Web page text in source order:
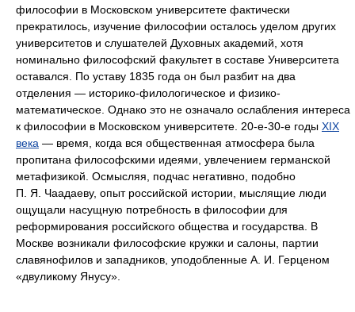
философии в Московском университете фактически
прекратилось, изучение философии осталось уделом других
университетов и слушателей Духовных академий, хотя
номинально философский факультет в составе Университета
оставался. По уставу 1835 года он был разбит на два
отделения — историко-филологическое и физико-
математическое. Однако это не означало ослабления интереса
к философии в Московском университете. 20-е-30-е годы XIX
века — время, когда вся общественная атмосфера была
пропитана философскими идеями, увлечением германской
метафизикой. Осмысляя, подчас негативно, подобно
П. Я. Чаадаеву, опыт российской истории, мыслящие люди
ощущали насущную потребность в философии для
реформирования российского общества и государства. В
Москве возникали философские кружки и салоны, партии
славянофилов и западников, уподобленные А. И. Герценом
«двуликому Янусу».